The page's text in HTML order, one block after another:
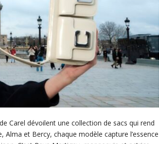
Carel dévoilent une collection de sacs qui rend
et Bercy, chaque modèle capture l’essence